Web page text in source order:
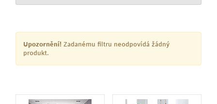
Upozornění! Zadanému filtru neodpovídá žádný
produkt.